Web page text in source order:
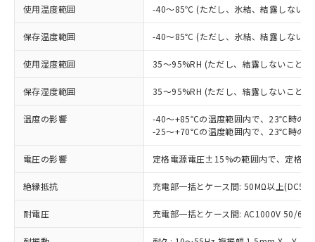
使用温度範囲 -40～85℃ (ただし、氷結、結露しないこ
保存温度範囲 -40～85℃ (ただし、氷結、結露しないこ
使用湿度範囲 35～95%RH (ただし、結露しないこと)
保存湿度範囲 35～95%RH (ただし、結露しないこと)
温度の影響
-40～+85℃の温度範囲内で、23℃時の
-25～+70℃の温度範囲内で、23℃時の
電圧の影響 定格電源電圧±15%の範囲内で、定格
絶縁抵抗 充電部一括とケース間: 50MΩ以上
耐電圧 充電部一括とケース間: AC1000V 50/
以下の条件をお読みいただき、同意のうえ
本サービスは、当社制御機器事業取扱
商品の当社在庫状況および標準価格
(税抜)を提供させていただくもので
当社制御機器事業取扱商品の中には、
本サービスの対象外となる商品もある
ことをご了承ください。
在庫状況および標準価格照会結果は、
記載している更新日時点での社内デー
タに基づき作成されるものであり、閲
対応予定：EU RoHS指令（10物質）の非含
有に対応した製品に切り替える予定のある
商品です。
対応予定なし：EU RoHS指令（10物質）の
非含有に非対応の商品で、対応品を出す予
調査・確認中：EU RoHS指令（10物質）の
非含有の対応状況を調査中または確認中の
商品です。
非該当品：ライセンス料など無形物で、有
害物質有無と関係のない商品です。
仕入先様の事情により、非含有部品として
いたものが、含有品と判明した場合などや
むを得ず変更することがあります。
*EU RoHS指令（10物質）：
※1 中国RoHS○×表
「○」：最大均質材料含有率が中国RoHSの
基準値以下であることを示します。
基準値を超えていることを示します。
「－」：未確認です。当社販売部門へお問
当社は、これら貴社製品のうち、外国
為替および外国貿易法に定める商品
（以下｢規制貨物等」という）を輸出
または国外への提供する場合は、日本